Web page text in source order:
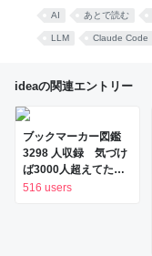
AI あとで読む
LLM Claude Code
ideaの関連エントリー
ブックマーカー図鑑
3298 人収録 気づけ
ば3000人超えてたよ
収録予定 http..
516 users